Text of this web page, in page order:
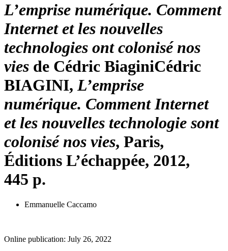
L’emprise numérique. Comment
Internet et les nouvelles
technologies ont colonisé nos
vies de Cédric BiaginiCédric
BIAGINI, L’emprise
numérique. Comment Internet
et les nouvelles technologie sont
colonisé nos vies, Paris,
Éditions L’échappée, 2012,
445 p.
Emmanuelle Caccamo
Online publication: July 26, 2022